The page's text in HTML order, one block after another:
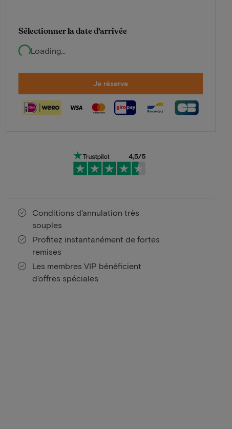
Sélectionner la date d'arrivée
Loading...
Je réserve
Conditions d'annulation très
souples
Profitez instantanément de fortes
remises
Les membres VIP bénéficient
d'offres spéciales